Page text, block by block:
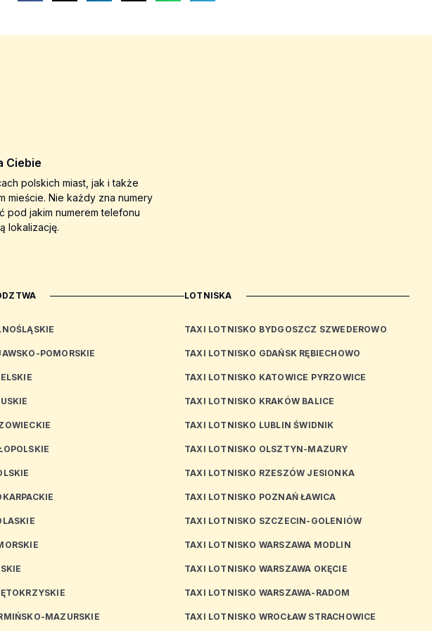
Ciebie
polskich miast, jak i także
mieście. Nie każdy zna numery
pod jakim numerem telefonu
lokalizację.
POMORSKIE
MAZURSKIE
LOTNISKA
TAXI LOTNISKO BYDGOSZCZ SZWEDEROWO
TAXI LOTNISKO GDAŃSK RĘBIECHOWO
TAXI LOTNISKO KATOWICE PYRZOWICE
TAXI LOTNISKO KRAKÓW BALICE
TAXI LOTNISKO LUBLIN ŚWIDNIK
TAXI LOTNISKO OLSZTYN-MAZURY
TAXI LOTNISKO RZESZÓW JESIONKA
TAXI LOTNISKO POZNAŃ ŁAWICA
TAXI LOTNISKO SZCZECIN-GOLENIÓW
TAXI LOTNISKO WARSZAWA MODLIN
TAXI LOTNISKO WARSZAWA OKĘCIE
TAXI LOTNISKO WARSZAWA-RADOM
TAXI LOTNISKO WROCŁAW STRACHOWICE